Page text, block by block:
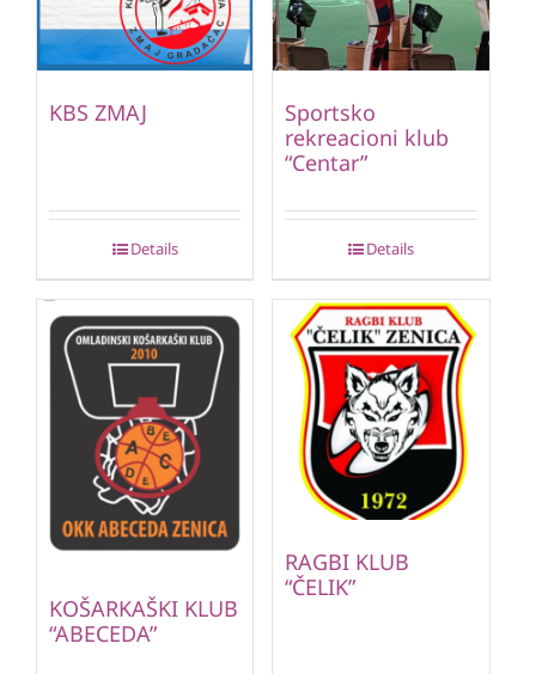
KBS ZMAJ
Details
Sportsko
rekreacioni klub
“Centar”
Details
KOŠARKAŠKI KLUB
“ABECEDA”
RAGBI KLUB
“ČELIK”